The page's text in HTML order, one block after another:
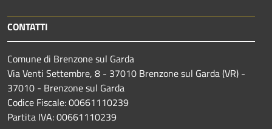
CONTATTI
Comune di Brenzone sul Garda
Via Venti Settembre, 8 - 37010 Brenzone sul Garda (VR) -
37010 - Brenzone sul Garda
Codice Fiscale: 00661110239
Partita IVA: 00661110239